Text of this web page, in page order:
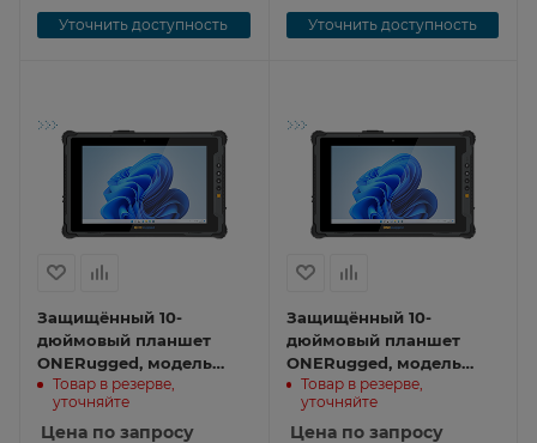
Уточнить доступность Уточнить доступность
Защищённый 10-
дюймовый планшет
ONERugged, модель
M10A M10A-i7
Товар в резерве,
уточняйте
Цена по запросу
Защищённый 10-
дюймовый планшет
ONERugged, модель
M10A M10A-i5
Товар в резерве,
уточняйте
Цена по запросу